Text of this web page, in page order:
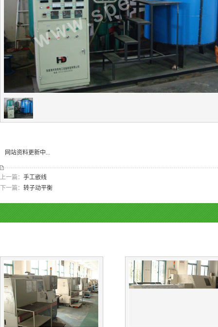
网站资料更新中...
上一篇： 手工嵌线
下一篇： 转子动平衡